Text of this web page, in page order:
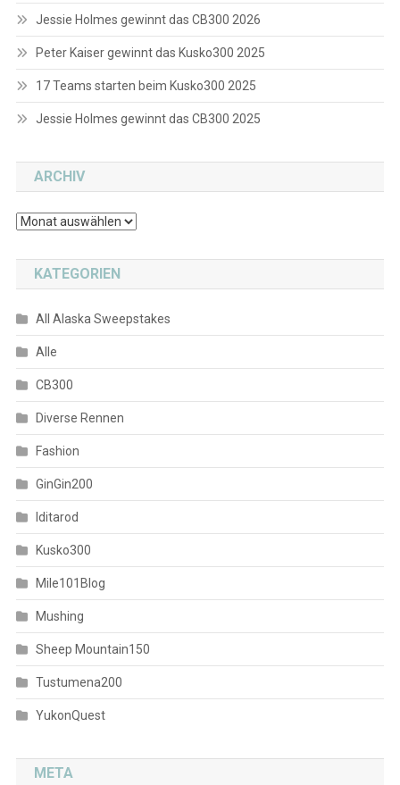
Jessie Holmes gewinnt das CB300 2026
Peter Kaiser gewinnt das Kusko300 2025
17 Teams starten beim Kusko300 2025
Jessie Holmes gewinnt das CB300 2025
ARCHIV
Archiv
KATEGORIEN
All Alaska Sweepstakes
Alle
CB300
Diverse Rennen
Fashion
GinGin200
Iditarod
Kusko300
Mile101Blog
Mushing
Sheep Mountain150
Tustumena200
YukonQuest
META